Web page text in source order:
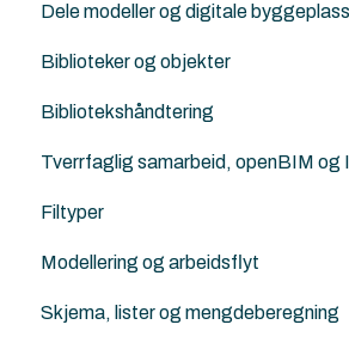
Goodies for Archicad
Land4
Norkart
Attributter
Work Enviroment
Migrerering mellom versjoner
Generelt
Feilsøking
Rutiner
Andre samhandlingsløsninger
Dele modeller og digitale
Biblioteker og objekter
Egendefinerte objekter
Norske tilleggs objekt-bibiloteker
Archicad standard biblioteker
Bibliotekshåndtering
Tverrfaglig samarbeid, openBIM og
IFC generelt
Archicad
Revit
Filtyper
PDF
DXF/DWG File (.dxf, .dwg)
Modellering og arbeidsflyt
Archicad
Skjema, lister og mengdeberegning